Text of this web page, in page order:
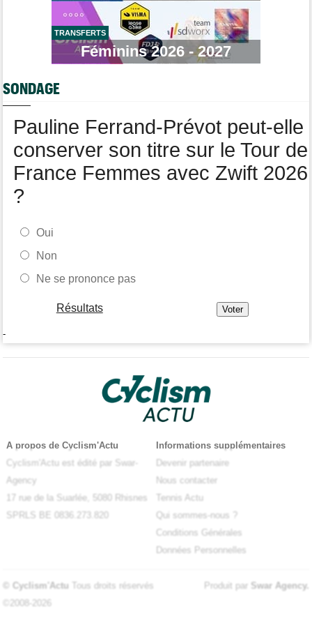
Web-série : "Course toujours, dans les coulisses de la FDJ
United Series"
de 24 ans
Célia Géry, 5e à domicile : "J'ai tout donné..."
TRANSFERTS
Féminins 2026 - 2027
SONDAGE
Pauline Ferrand-Prévot peut-elle
conserver son titre sur le Tour de
France Femmes avec Zwift 2026
?
Oui
Non
Ne se prononce pas
Résultats
-
A propos de Cyclism'Actu
Cyclism'Actu est édité par Swar-
Agency
17 rue de la Suarlée, 5080 Rhisnes
SPRLS BE 0836.273.820
Informations supplémentaires
Devenir partenaire
Nous contacter
Tennis Actu
Qui sommes-nous ?
Conditions Générales
Données Personnelles
© Cyclism'Actu Tous droits réservés
©2008-2026
Produit par Swar Agency.